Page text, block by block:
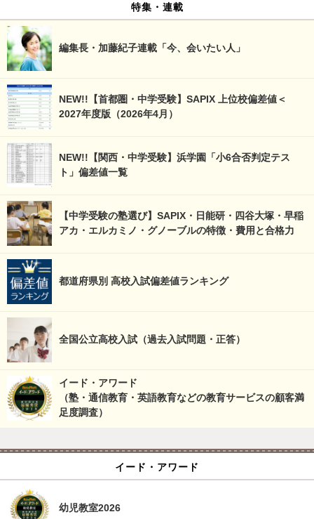
特集・連載
編集長・加藤紀子連載「今、会いたい人」
NEW!!【首都圏・中学受験】SAPIX 上位校偏差値＜
2027年度版（2026年4月）
NEW!!【関西・中学受験】浜学園「小6合否判定テス
ト」偏差値一覧
【中学受験の塾選び】SAPIX・日能研・四谷大塚・早稲
アカ・エルカミノ・グノーブルの特徴・費用と合格力
都道府県別 高校入試偏差値ランキング
全国公立高校入試（過去入試問題・正答）
イード・アワード
（塾・通信教育・英語教育などの教育サービスの顧客満
足度調査）
イード・アワード
幼児教室2026